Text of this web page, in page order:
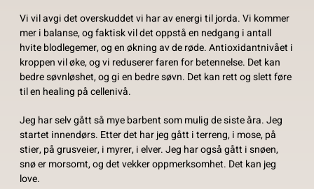
Vi vil avgi det overskuddet vi har av energi til jorda. Vi kommer
mer i balanse, og faktisk vil det oppstå en nedgang i antall
hvite blodlegemer, og en økning av de røde. Antioxidantnivået i
kroppen vil øke, og vi reduserer faren for betennelse. Det kan
bedre søvnløshet, og gi en bedre søvn. Det kan rett og slett føre
til en healing på cellenivå.
Jeg har selv gått så mye barbent som mulig de siste åra. Jeg
startet innendørs. Etter det har jeg gått i terreng, i mose, på
stier, på grusveier, i myrer, i elver. Jeg har også gått i snøen,
snø er morsomt, og det vekker oppmerksomhet. Det kan jeg
love.